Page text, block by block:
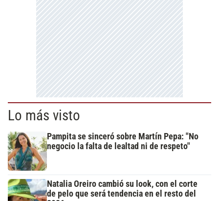
Lo más visto
Pampita se sinceró sobre Martín Pepa: "No
negocio la falta de lealtad ni de respeto"
Natalia Oreiro cambió su look, con el corte
de pelo que será tendencia en el resto del